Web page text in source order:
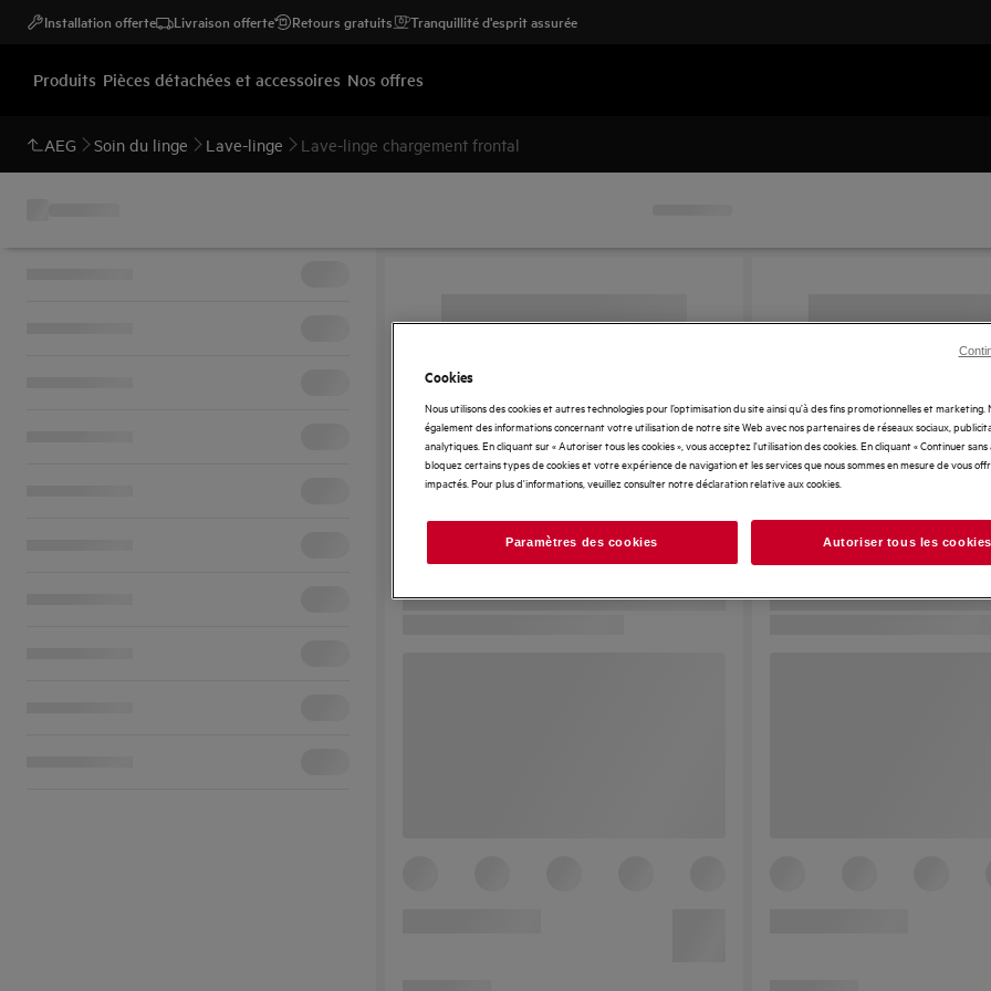
Installation offerte Livraison offerte Retours gratuits Tranquillité d'esprit assurée
Produits Pièces détachées et accessoires Nos offres
AEG Soin du linge Lave-linge Lave-linge chargement frontal
Cookies
Nous utilisons des cookies et autres technologies pour l’optimisation du site ainsi qu’à des fins promotionnelles et
également des informations concernant votre utilisation de notre site Web avec nos partenaires de réseaux sociaux,
analytiques. En cliquant sur « Autoriser tous les cookies », vous acceptez l'utilisation des cookies. En cliquant « Continuer
bloquez certains types de cookies et votre expérience de navigation et les services que nous sommes en mesure de vous
impactés. Pour plus d'informations, veuillez consulter notre déclaration relative aux cookies.
Paramètres des cookies Autoriser tous les cookies